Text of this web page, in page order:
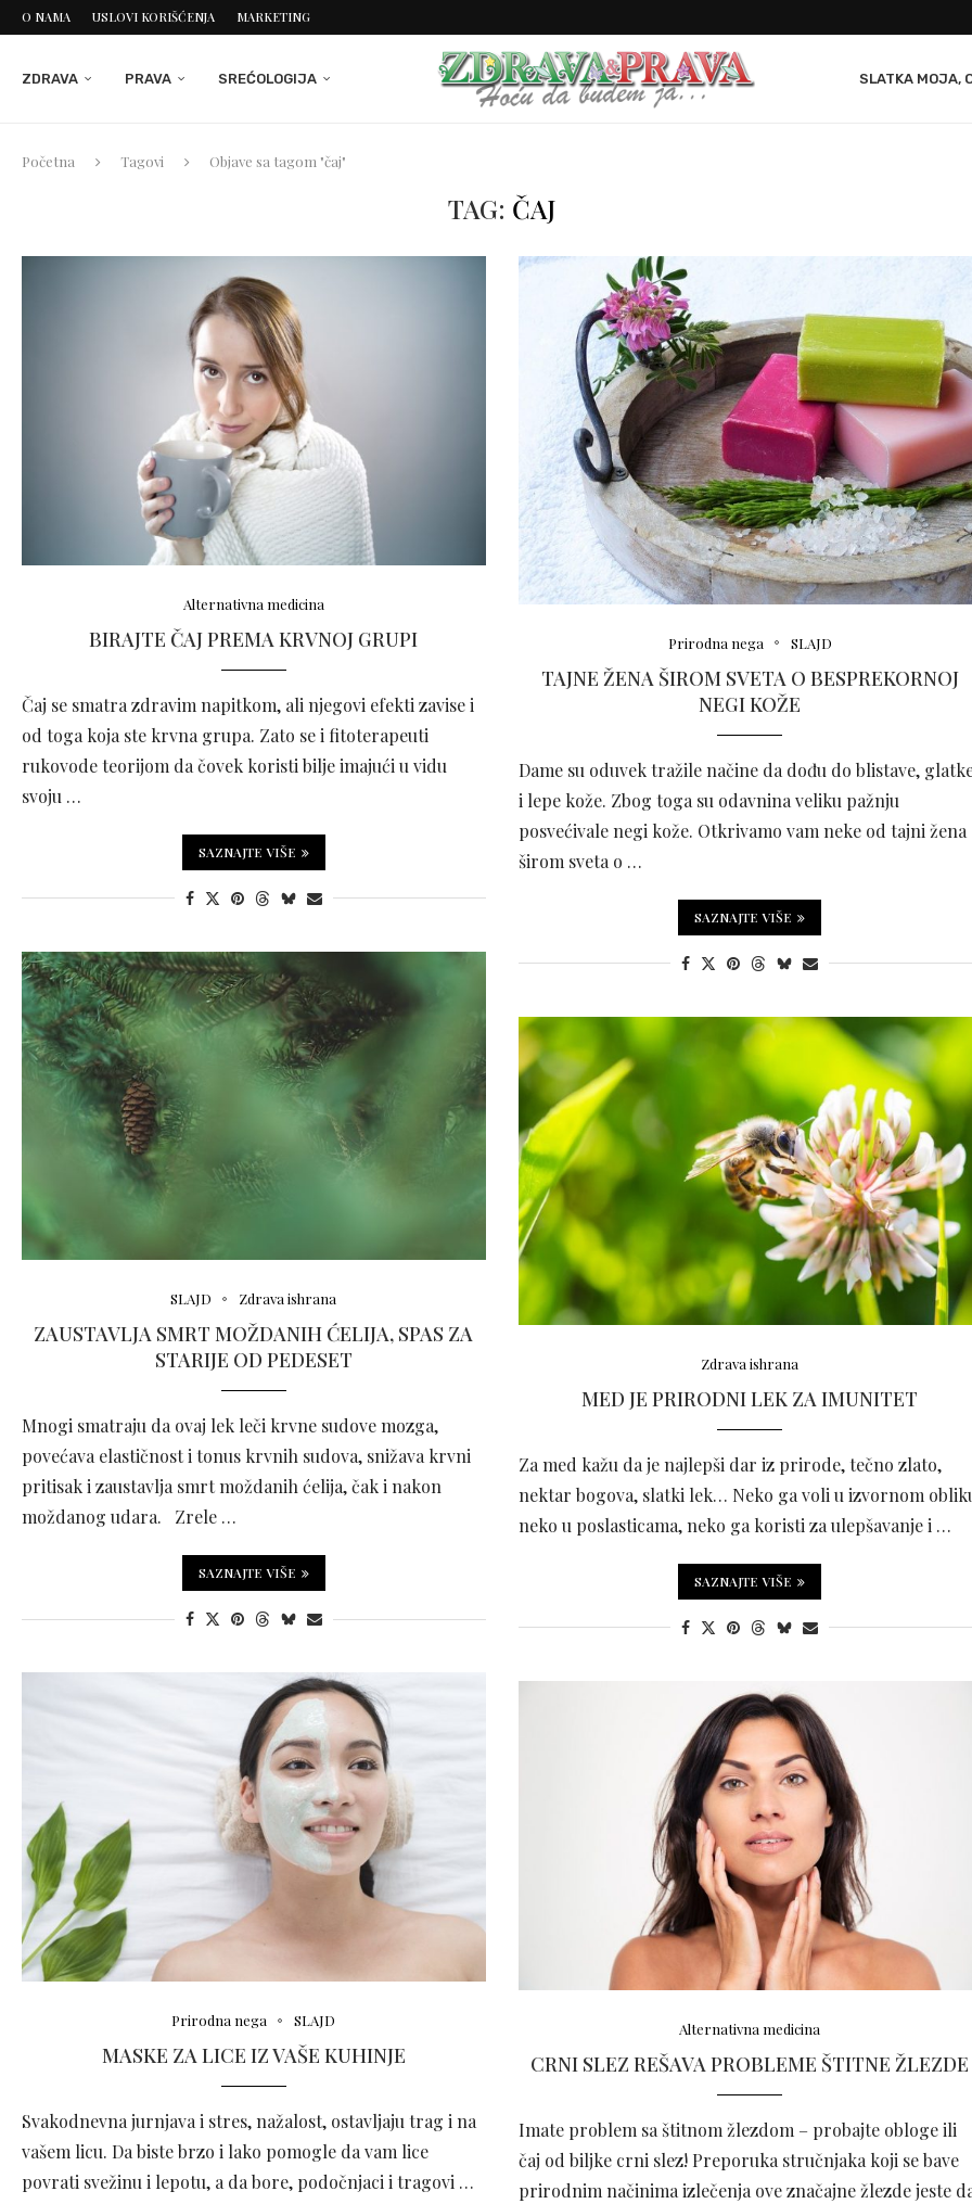
O NAMA USLOVI KORIŠĆENJA MARKETING
ZDRAVA PRAVA SREĆOLOGIJA SLATKA MOJA,
Početna Tagovi Objave sa tagom "čaj"
TAG: ČAJ
Alternativna medicina
BIRAJTE ČAJ PREMA KRVNOJ GRUPI
Čaj se smatra zdravim napitkom, ali njegovi efekti zavise i
od toga koja ste krvna grupa. Zato se i fitoterapeuti
rukovode teorijom da čovek koristi bilje imajući u vidu
svoju …
SAZNAJTE VIŠE
Prirodna nega SLAJD
TAJNE ŽENA ŠIROM SVETA O BESPREKORNOJ
NEGI KOŽE
Dame su oduvek tražile načine da dođu do blistave,
i lepe kože. Zbog toga su odavnina veliku pažnju
posvećivale negi kože. Otkrivamo vam neke od tajni žena
širom sveta o …
SAZNAJTE VIŠE
SLAJD Zdrava ishrana
ZAUSTAVLJA SMRT MOŽDANIH ĆELIJA, SPAS ZA
STARIJE OD PEDESET
Mnogi smatraju da ovaj lek leči krvne sudove mozga,
povećava elastičnost i tonus krvnih sudova, snižava krvni
pritisak i zaustavlja smrt moždanih ćelija, čak i nakon
moždanog udara. Zrele …
SAZNAJTE VIŠE
Zdrava ishrana
MED JE PRIRODNI LEK ZA IMUNITET
Za med kažu da je najlepši dar iz prirode, tečno zlato,
nektar bogova, slatki lek… Neko ga voli u izvornom
neko u poslasticama, neko ga koristi za ulepšavanje i …
SAZNAJTE VIŠE
Prirodna nega SLAJD
MASKE ZA LICE IZ VAŠE KUHINJE
Svakodnevna jurnjava i stres, nažalost, ostavljaju trag i na
vašem licu. Da biste brzo i lako pomogle da vam lice
povrati svežinu i lepotu, a da bore, podočnjaci i tragovi …
Alternativna medicina
CRNI SLEZ REŠAVA PROBLEME ŠTITNE ŽLEZDE
Imate problem sa štitnom žlezdom – probajte obloge ili
čaj od biljke crni slez! Preporuka stručnjaka koji se bave
prirodnim načinima izlečenja ove značajne žlezde jeste